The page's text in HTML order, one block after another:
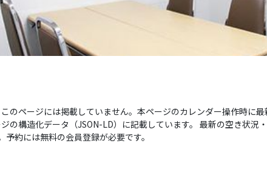
のページには掲載していません。本ページのカレンダー操作時に
の構造化データ（JSON-LD）に記載しています。 最新の空き状
約には無料の会員登録が必要です。